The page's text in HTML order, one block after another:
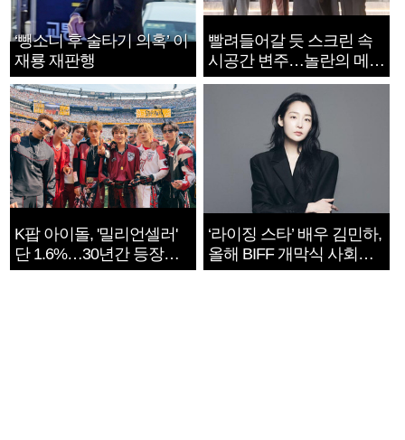
‘뺑소니 후 술타기 의혹’ 이
재룡 재판행
빨려들어갈 듯 스크린 속
시공간 변주…놀란의 메시
지는 ‘전쟁 속죄’
K팝 아이돌, '밀리언셀러'
단 1.6%…30년간 등장
1182개팀 전수조사
‘라이징 스타’ 배우 김민하,
올해 BIFF 개막식 사회자
확정